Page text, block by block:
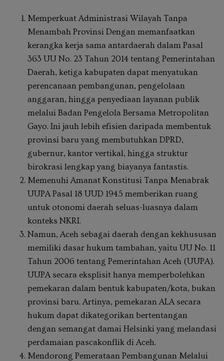
Memperkuat Administrasi Wilayah Tanpa
Menambah Provinsi Dengan memanfaatkan
kerangka kerja sama antardaerah dalam Pasal
363 UU No. 23 Tahun 2014 tentang Pemerintahan
Daerah, ketiga kabupaten dapat menyatukan
perencanaan pembangunan, pengelolaan
anggaran, hingga penyediaan layanan publik
melalui Badan Pengelola Bersama Metropolitan
Gayo. Ini jauh lebih efisien daripada membentuk
provinsi baru yang membutuhkan DPRD,
gubernur, kantor vertikal, hingga struktur
birokrasi lengkap yang biayanya fantastis.
Memenuhi Amanat Konstitusi Tanpa Menabrak
UUPA Pasal 18 UUD 1945 memberikan ruang
untuk otonomi daerah seluas-luasnya dalam
konteks NKRI.
Namun, Aceh sebagai daerah dengan kekhususan
memiliki dasar hukum tambahan, yaitu UU No. 11
Tahun 2006 tentang Pemerintahan Aceh (UUPA).
UUPA secara eksplisit hanya memperbolehkan
pemekaran dalam bentuk kabupaten/kota, bukan
provinsi baru. Artinya, pemekaran ALA secara
hukum dapat dikategorikan bertentangan
dengan semangat damai Helsinki yang melandasi
perdamaian pascakonflik di Aceh.
Mendorong Pemerataan Pembangunan Melalui